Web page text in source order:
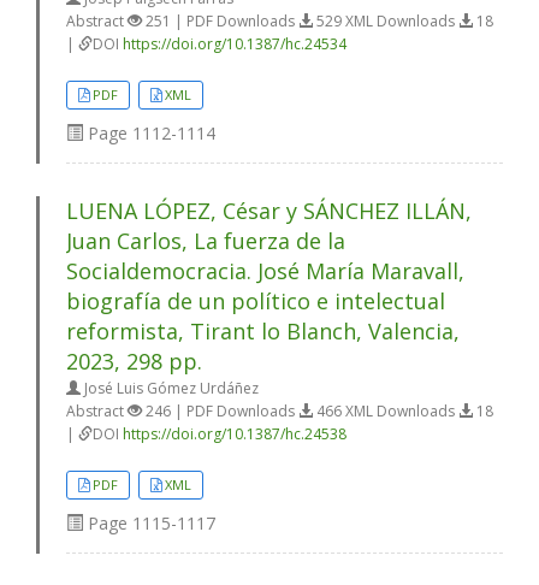
Abstract
251 | PDF Downloads 529 XML Downloads
18
|
DOI https://doi.org/10.1387/hc.24534
PDF XML
Page 1112-1114
LUENA LÓPEZ, César y SÁNCHEZ ILLÁN,
Juan Carlos, La fuerza de la
Socialdemocracia. José María Maravall,
biografía de un político e intelectual
reformista, Tirant lo Blanch, Valencia,
2023, 298 pp.
José Luis Gómez Urdáñez
Abstract
246 | PDF Downloads 466 XML Downloads
18
|
DOI https://doi.org/10.1387/hc.24538
PDF XML
Page 1115-1117